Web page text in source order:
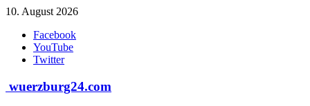
Zum
springen
10. August 2026
Facebook
YouTube
Twitter
wuerzburg24.com